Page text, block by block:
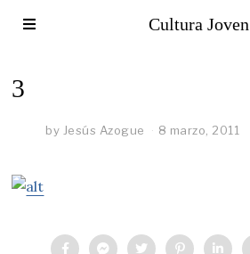
Cultura Joven
3
by Jesús Azogue 8 marzo, 2011